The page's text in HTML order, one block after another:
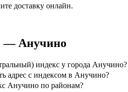
доставку онлайн.
— Анучино
индекс у города Анучино?
адрес с индексом в Анучино?
Анучино по районам?